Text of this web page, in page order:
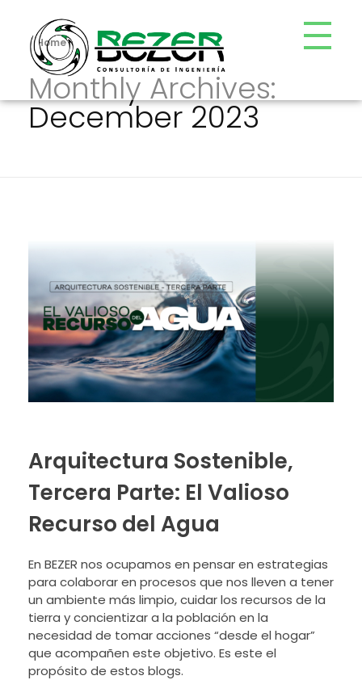
Bezer
Consultoría de Ingeniería
Home
Monthly Archives:
December 2023
Arquitectura Sostenible,
Tercera Parte: El Valioso
Recurso del Agua
En BEZER nos ocupamos en pensar en estrategias
para colaborar en procesos que nos lleven a tener
un ambiente más limpio, cuidar los recursos de la
tierra y concientizar a la población en la
necesidad de tomar acciones “desde el hogar”
que acompañen este objetivo. Es este el
propósito de estos blogs.